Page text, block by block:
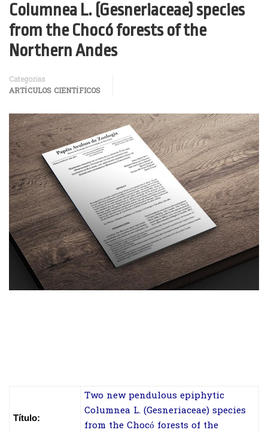
Columnea L. (Gesneriaceae) species
from the Chocó forests of the
Northern Andes
Categorías
ARTÍCULOS CIENTÍFICOS
Título:
Two new pendulous epiphytic
Columnea L. (Gesneriaceae) species
from the Chocó forests of the